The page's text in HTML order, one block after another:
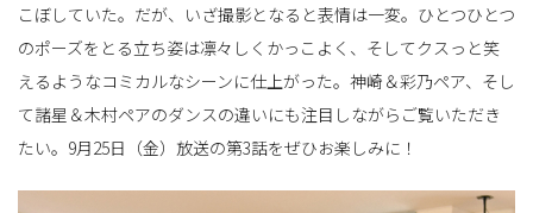
こぼしていた。だが、いざ撮影となると表情は一変。ひとつひとつ
のポーズをとる立ち姿は凛々しくかっこよく、そしてクスっと笑
えるようなコミカルなシーンに仕上がった。神崎＆彩乃ペア、そし
て諸星＆木村ペアのダンスの違いにも注目しながらご覧いただき
たい。9月25日（金）放送の第3話をぜひお楽しみに！